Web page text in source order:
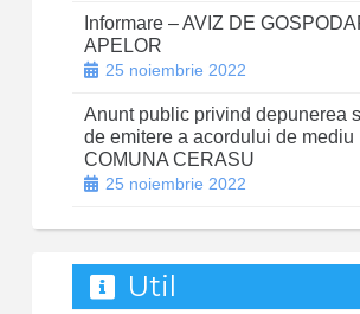
Informare – AVIZ DE
APELOR
25 noiembrie 2022
Anunt public privind depunerea
de emitere a acordului de mediu
COMUNA CERASU
25 noiembrie 2022
Util